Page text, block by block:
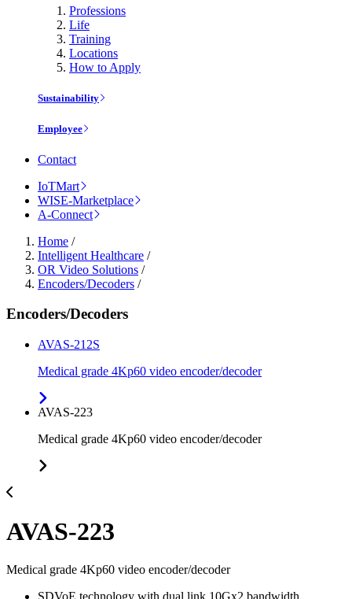
Professions
Life
Training
Locations
How to Apply
Sustainability
Employee
Contact
IoTMart
WISE-Marketplace
A-Connect
Home /
Intelligent Healthcare /
OR Video Solutions /
Encoders/Decoders /
Encoders/Decoders
AVAS-212S
Medical grade 4Kp60 video encoder/decoder
AVAS-223
Medical grade 4Kp60 video encoder/decoder
AVAS-223
Medical grade 4Kp60 video encoder/decoder
SDVoE technology with dual link 10Gx2 bandwidth